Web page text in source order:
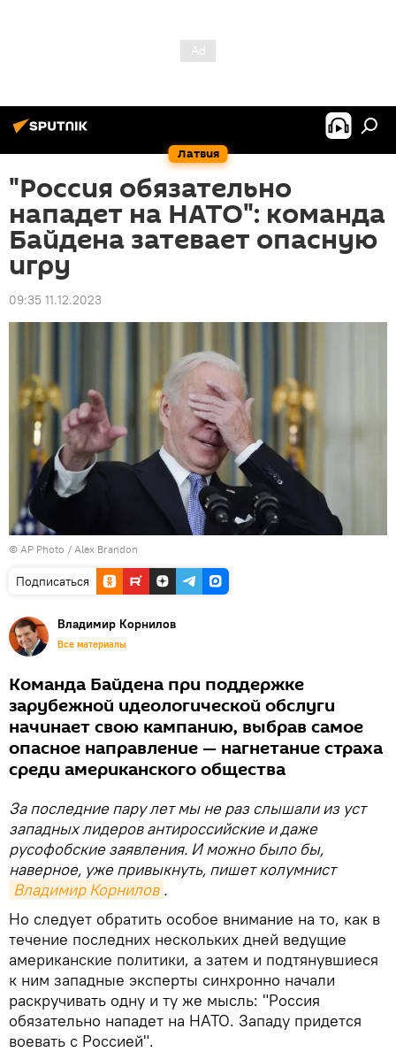
Латвия
"Россия обязательно
нападет на НАТО": команда
Байдена затевает опасную
игру
09:35 11.12.2023
© AP Photo / Alex Brandon
Подписаться
Владимир Корнилов
Все материалы
Команда Байдена при поддержке
зарубежной идеологической обслуги
начинает свою кампанию, выбрав самое
опасное направление — нагнетание страха
среди американского общества
За последние пару лет мы не раз слышали из уст
западных лидеров антироссийские и даже
русофобские заявления. И можно было бы,
наверное, уже привыкнуть, пишет колумнист
Владимир Корнилов .
Но следует обратить особое внимание на то, как в
течение последних нескольких дней ведущие
американские политики, а затем и подтянувшиеся
к ним западные эксперты синхронно начали
раскручивать одну и ту же мысль: "Россия
обязательно нападет на НАТО. Западу придется
воевать с Россией".